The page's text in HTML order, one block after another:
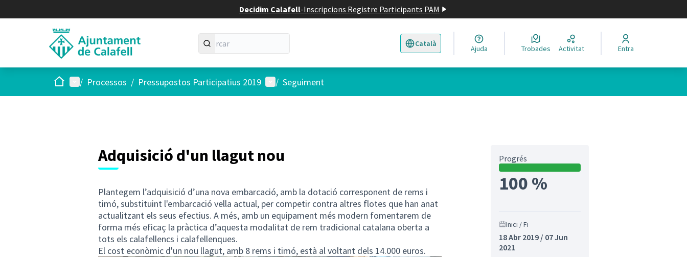
Decidim Calafell-Inscripcions Registre Participants PAM
Català
Triar la llengua Elegir el idioma
Ajuda Trobades Activitat Entra
Inici Menú principal
/ Processos / Pressupostos Participatius 2019 Menú d'usuari
/ Seguiment
Adquisició d'un llagut nou
Plantegem l’adquisició d’una nova embarcació, amb la dotació corresponent de rems i
timó, substituint l'embarcació vella actual, per competir contra altres flotes que han anat
actualitzant els seus efectius. A més, amb un equipament més modern fomentarem de
forma més eficaç la pràctica d’aquesta modalitat de rem tradicional catalana oberta a
tots els calafellencs i calafellenques.
El cost econòmic d'un nou llagut, amb 8 rems i timó, està al voltant dels 14.000 euros.
Progrés
100 %
Inici / Fi
18 Abr 2019 / 07 Jun
2021